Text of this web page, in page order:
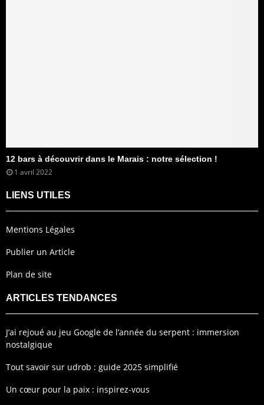
12 bars à découvrir dans le Marais : notre sélection !
1 avril 2022
LIENS UTILES
Mentions Légales
Publier un Article
Plan de site
ARTICLES TENDANCES
J’ai rejoué au jeu Google de l’année du serpent : immersion
nostalgique
Tout savoir sur udrob : guide 2025 simplifié
Un cœur pour la paix : inspirez-vous